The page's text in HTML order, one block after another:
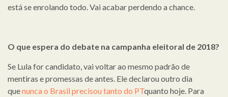
está se enrolando todo. Vai acabar perdendo a chance.
O que espera do debate na campanha eleitoral de 2018?
Se Lula for candidato, vai voltar ao mesmo padrão de
mentiras e promessas de antes. Ele declarou outro dia
quenunca o Brasil precisou tanto do PTquanto hoje. Para